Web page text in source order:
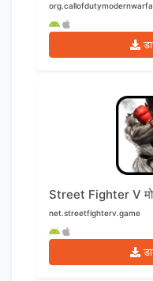
Street Fighter V
net.streetfighterv.game